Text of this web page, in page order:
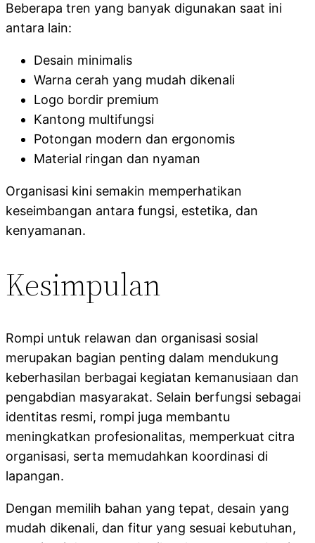
Beberapa tren yang banyak digunakan saat ini
antara lain:
Desain minimalis
Warna cerah yang mudah dikenali
Logo bordir premium
Kantong multifungsi
Potongan modern dan ergonomis
Material ringan dan nyaman
Organisasi kini semakin memperhatikan
keseimbangan antara fungsi, estetika, dan
kenyamanan.
Kesimpulan
Rompi untuk relawan dan organisasi sosial
merupakan bagian penting dalam mendukung
keberhasilan berbagai kegiatan kemanusiaan dan
pengabdian masyarakat. Selain berfungsi sebagai
identitas resmi, rompi juga membantu
meningkatkan profesionalitas, memperkuat citra
organisasi, serta memudahkan koordinasi di
lapangan.
Dengan memilih bahan yang tepat, desain yang
mudah dikenali, dan fitur yang sesuai kebutuhan,